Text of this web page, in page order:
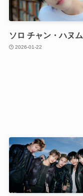
ソロ チャン・ハヌム
2026-01-22